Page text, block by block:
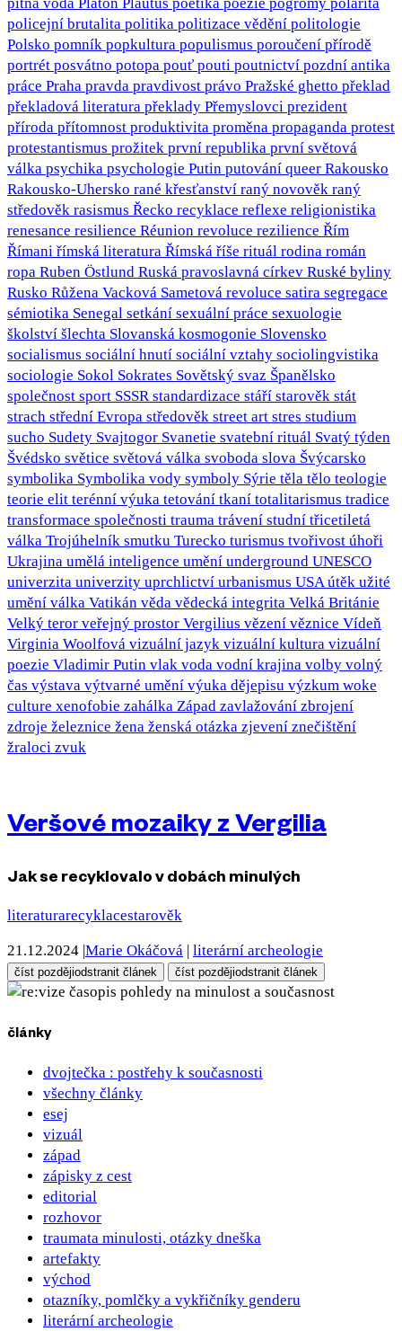
policejní brutalita politika politizace vědění politologie
Polsko pomník popkultura populismus poroučení přírodě
portrét posvátno potopa pouť pouti poutnictví pozdní antika
práce Praha pravda pravdivost právo Pražské ghetto překlad
překladová literatura překlady Přemyslovci prezident
příroda přítomnost produktivita proměna propaganda protest
protestantismus prožitek první republika první světová
válka psychika psychologie Putin putování queer Rakousko
Rakousko-Uhersko rané křesťanství raný novověk raný
středověk rasismus Řecko recyklace reflexe religionistika
renesance resilience Réunion revoluce rezilience Řím
Římani římská literatura Římská říše rituál rodina román
ropa Ruben Östlund Ruská pravoslavná církev Ruské byliny
Rusko Růžena Vacková Sametová revoluce satira segregace
sémiotika Senegal setkání sexuální práce sexuologie
školství šlechta Slovanská kosmogonie Slovensko
socialismus sociální hnutí sociální vztahy sociolingvistika
sociologie Sokol Sokrates Sovětský svaz Španělsko
společnost sport SSSRstandardizace stáří starověk stát
strach střední Evropa středověk street art stres studium
sucho Sudety Svajtogor Svanetie svatební rituál Svatý týden
Švédsko světice světová válka svoboda slova Švýcarsko
symbolika Symbolika vody symboly Sýrie těla tělo teologie
teorie elit terénní výuka tetování tkaní totalitarismus tradice
transformace společnosti trauma trávení studní třicetiletá
válka Trojúhelník smutku Turecko turismus tvořivost úhoři
Ukrajina umělá inteligence umění underground UNESCO
univerzita univerzity uprchlictví urbanismus USAútěk užité
umění válka Vatikán věda vědecká integrita Velká Británie
Velký teror veřejný prostor Vergilius vězení věznice Vídeň
Virginia Woolfová vizuální jazyk vizuální kultura vizuální
poezie Vladimir Putin vlak voda vodní krajina volby volný
čas výstava výtvarné umění výuka dějepisu výzkum woke
culture xenofobie zahálka Západ zavlažování zbrojení
zdroje železnice žena ženská otázka zjevení znečištění
žraloci zvuk
Veršové mozaiky z Vergilia
Jak se recyklovalo v dobách minulých
literaturarecyklacestarověk
21.12.2024 Marie Okáčová literární archeologie
číst pozdějiodstranit článek číst pozdějiodstranit článek
pohledy na minulost a současnost
články
dvojtečka : postřehy k současnosti
všechny články
esej
vizuál
západ
zápisky z cest
editorial
rozhovor
traumata minulosti, otázky dneška
artefakty
východ
otazníky, pomlčky a vykřičníky genderu
literární archeologie